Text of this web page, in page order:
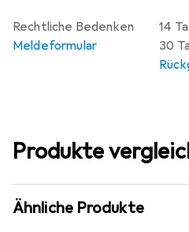
14
30
Rechtliche Bedenken
Meldeformular
Produkte
Ähnliche Produkte